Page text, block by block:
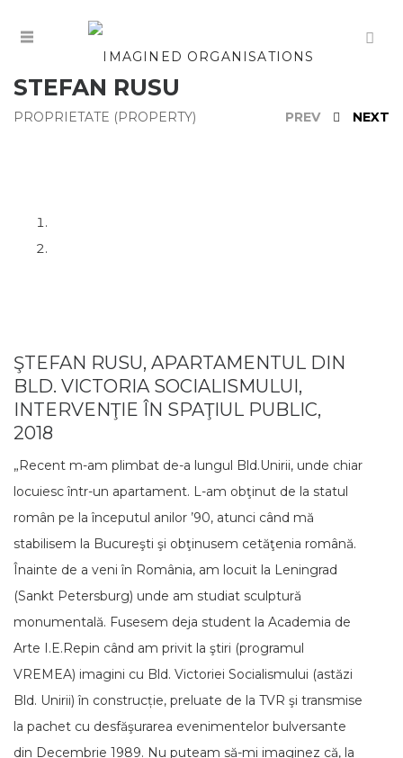
STEFAN RUSU
PROPRIETATE (PROPERTY) PREV NEXT
ŞTEFAN RUSU, APARTAMENTUL DIN
BLD. VICTORIA SOCIALISMULUI,
INTERVENŢIE ÎN SPAŢIUL PUBLIC,
2018
„Recent m-am plimbat de-a lungul Bld.Unirii, unde chiar
locuiesc într-un apartament. L-am obţinut de la statul
român pe la începutul anilor ’90, atunci când mă
stabilisem la Bucureşti şi obţinusem cetăţenia română.
Înainte de a veni în România, am locuit la Leningrad
(Sankt Petersburg) unde am studiat sculptură
monumentală. Fusesem deja student la Academia de
Arte I.E.Repin când am privit la ştiri (programul
VREMEA) imagini cu Bld. Victoriei Socialismului (astăzi
Bld. Unirii) în construcție, preluate de la TVR şi transmise
la pachet cu desfăşurarea evenimentelor bulversante
din Decembrie 1989. Nu puteam să-mi imaginez că, la